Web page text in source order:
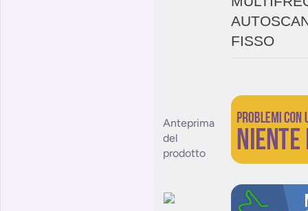
Anteprima
del
prodotto
FISSO